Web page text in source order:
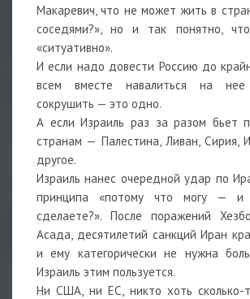
Макаревич, что не может жить в
соседями?», но и так понятно,
«ситуативно».
И если надо довести Россию до
всем вместе навалиться на
сокрушить — это одно.
А если Израиль раз за разом бьет
странам — Палестина, Ливан, Сирия,
другое.
Израиль нанес очередной удар по
принципа «потому что могу —
сделаете?». После поражений
Асада, десятилетий санкций Иран
и ему категорически не нужна
Израиль этим пользуется.
Ни США, ни ЕС, никто хоть сколько-